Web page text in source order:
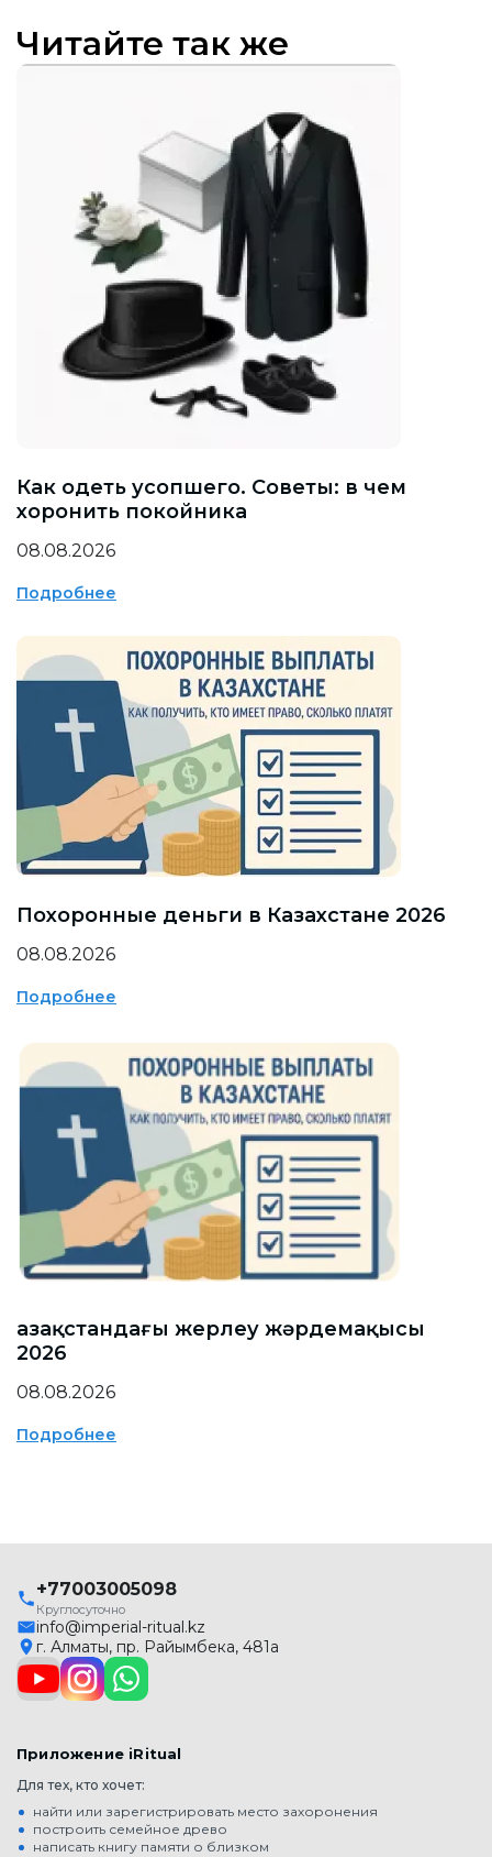
Читайте так же
Как одеть усопшего. Советы: в чем
хоронить покойника
08.08.2026
Подробнее
Похоронные деньги в Казахстане 2026
08.08.2026
Подробнее
Қазақстандағы жерлеу жәрдемақысы
2026
08.08.2026
Подробнее
+77003005098
Круглосуточно
info@imperial-ritual.kz
г. Алматы, пр. Райымбека, 481а
Приложение iRitual
Для тех, кто хочет:
найти или зарегистрировать место захоронения
построить семейное древо
написать книгу памяти о близком